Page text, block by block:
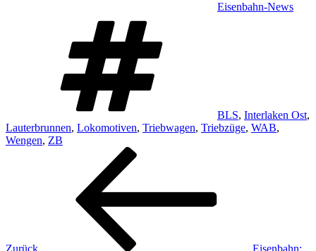
Eisenbahn-News
BLS, Interlaken Ost,
Lauterbrunnen, Lokomotiven, Triebwagen, Triebzüge, WAB,
Wengen, ZB
Beitragsnavigation